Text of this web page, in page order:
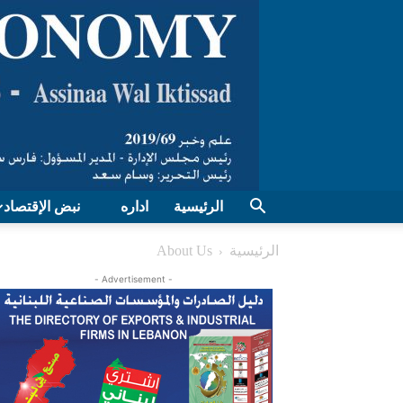
نبض الإقتصاد اداره الرئيسية
الرئيسية About Us
- Advertisement -